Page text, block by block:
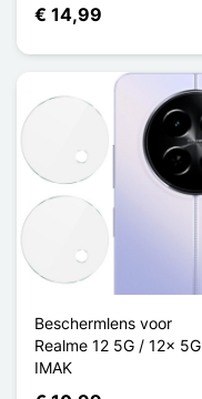
€ 14,99
Beschermlens voor
Realme 12 5G / 12x 5G
IMAK